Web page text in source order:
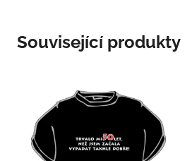
Související produkty